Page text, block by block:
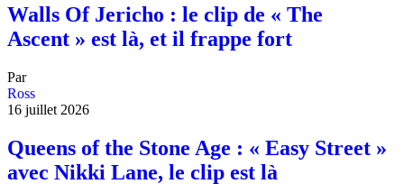
Walls Of Jericho : le clip de « The
Ascent » est là, et il frappe fort
Par
Ross
16 juillet 2026
Queens of the Stone Age : « Easy Street »
avec Nikki Lane, le clip est là